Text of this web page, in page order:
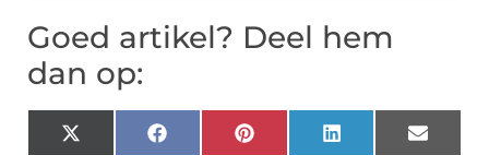
Goed artikel? Deel hem
dan op:
X
FacebookPinterestLinkedInEmail